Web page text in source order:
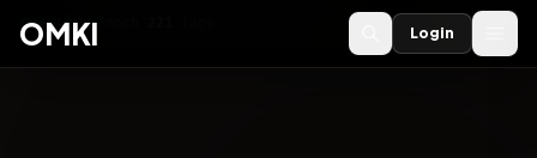
OMKI 2027
OMKI Login